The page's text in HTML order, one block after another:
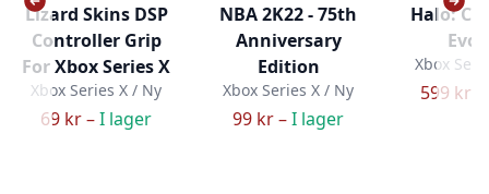
Lizard Skins DSP
Controller Grip
For Xbox Series X
Xbox Series X / Ny
69 kr –I lager
NBA 2K22 - 75th
Anniversary
Edition
Xbox Series X / Ny
99 kr –I lager
Halo:
Xbox
599 kr –